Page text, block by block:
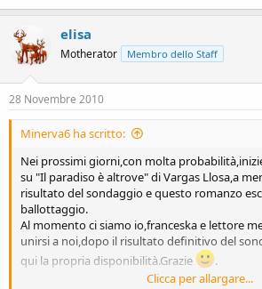
elisa
Motherator Membro dello Staff
28 Novembre 2010
Minerva6 ha scritto:
Nei prossimi giorni,con molta
su "Il paradiso è altrove" di Vargas Llosa,a
risultato del sondaggio e questo romanzo
ballottaggio.
Al momento ci siamo io,franceska e lettore
unirsi a noi,dopo il risultato definitivo del
qui la propria disponibilità.Grazie
.
Clicca per allargare...